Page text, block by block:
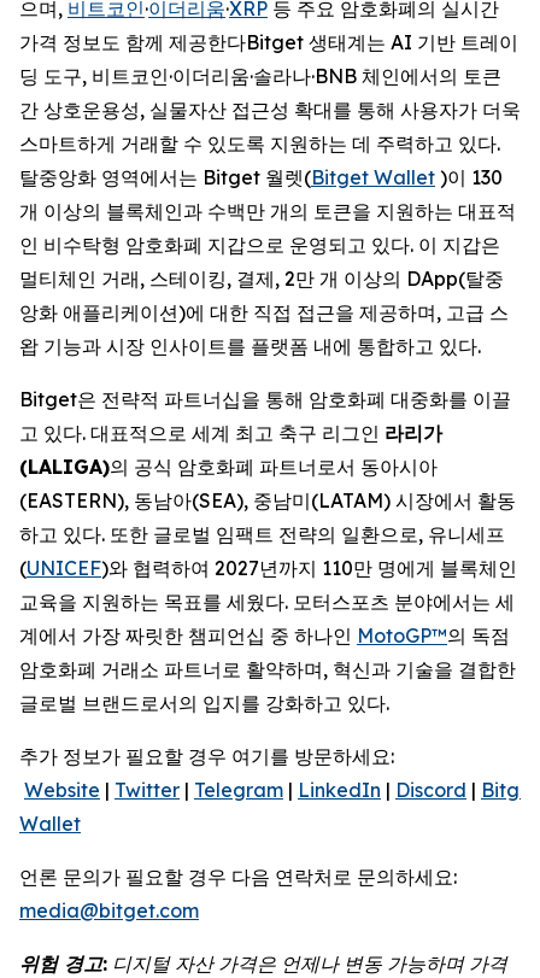
으며, 비트코인·이더리움·XRP 등 주요 암호화폐의 실시간
가격 정보도 함께 제공한다Bitget 생태계는 AI 기반 트레이
딩 도구, 비트코인·이더리움·솔라나·BNB 체인에서의 토큰
간 상호운용성, 실물자산 접근성 확대를 통해 사용자가 더욱
스마트하게 거래할 수 있도록 지원하는 데 주력하고 있다.
탈중앙화 영역에서는 Bitget 월렛(Bitget Wallet )이 130
개 이상의 블록체인과 수백만 개의 토큰을 지원하는 대표적
인 비수탁형 암호화폐 지갑으로 운영되고 있다. 이 지갑은
멀티체인 거래, 스테이킹, 결제, 2만 개 이상의 DApp(탈중
앙화 애플리케이션)에 대한 직접 접근을 제공하며, 고급 스
왑 기능과 시장 인사이트를 플랫폼 내에 통합하고 있다.
Bitget은 전략적 파트너십을 통해 암호화폐 대중화를 이끌
고 있다. 대표적으로 세계 최고 축구 리그인 라리가
(LALIGA)의 공식 암호화폐 파트너로서 동아시아
(EASTERN), 동남아(SEA), 중남미(LATAM) 시장에서 활동
하고 있다. 또한 글로벌 임팩트 전략의 일환으로, 유니세프
(UNICEF)와 협력하여 2027년까지 110만 명에게 블록체인
교육을 지원하는 목표를 세웠다. 모터스포츠 분야에서는 세
계에서 가장 짜릿한 챔피언십 중 하나인 MotoGP™의 독점
암호화폐 거래소 파트너로 활약하며, 혁신과 기술을 결합한
글로벌 브랜드로서의 입지를 강화하고 있다.
추가 정보가 필요할 경우 여기를 방문하세요:
Website | Twitter | Telegram | LinkedIn | Discord | Bitget
Wallet
언론 문의가 필요할 경우 다음 연락처로 문의하세요:
media@bitget.com
위험 경고: 디지털 자산 가격은 언제나 변동 가능하며 가격